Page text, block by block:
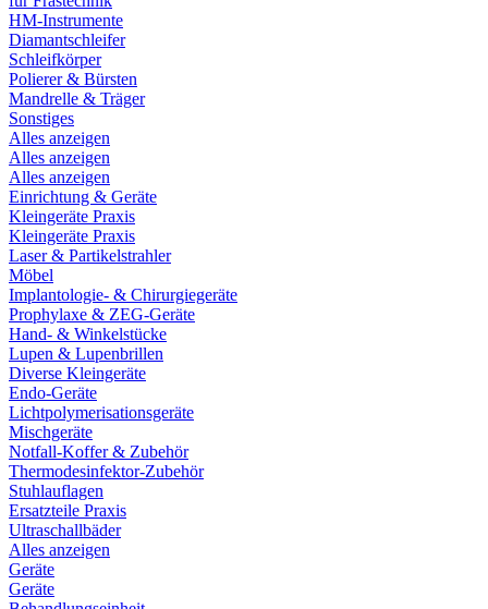
HM-Instrumente
Diamantschleifer
Schleifkörper
Polierer & Bürsten
Mandrelle & Träger
Sonstiges
Alles anzeigen
Alles anzeigen
Alles anzeigen
Einrichtung & Geräte
Kleingeräte Praxis
Kleingeräte Praxis
Laser & Partikelstrahler
Möbel
Implantologie- & Chirurgiegeräte
Prophylaxe & ZEG-Geräte
Hand- & Winkelstücke
Lupen & Lupenbrillen
Diverse Kleingeräte
Endo-Geräte
Lichtpolymerisationsgeräte
Mischgeräte
Notfall-Koffer & Zubehör
Thermodesinfektor-Zubehör
Stuhlauflagen
Ersatzteile Praxis
Ultraschallbäder
Alles anzeigen
Geräte
Geräte